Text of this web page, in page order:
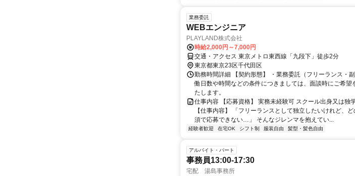
業務委託
WEBエンジニア
PLAYLAND株式会社
時給2,000円～7,000円
交通・アクセス 東京メトロ東西線「九段下」徒歩2分
東京都東京23区千代田区
勤務時間詳細 【契約形態】 ・業務委託（フリーランス・
働日数や時間などの条件につきましては、面談時にご希望
たします。
仕事内容 【応募資格】 実務未経験可 スクール出身又は独
【仕事内容】 「フリーランスとして独立したいけれど、
須で応募できない…」 そんなジレンマを抱えてい...
経験者歓迎 在宅OK シフト制 服装自由 髪型・髪色自由
アルバイト・パート
事務員13:00-17:30
宅配 湯島事務所